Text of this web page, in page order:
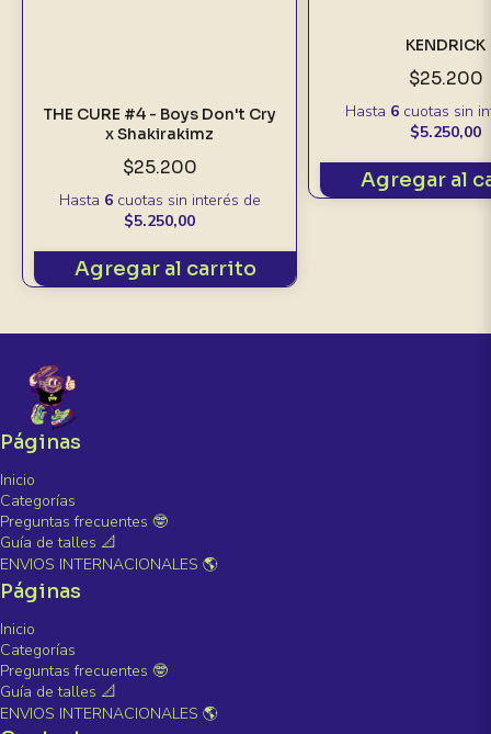
THE CURE #4 - Boys Don't Cry
x Shakirakimz
$25.200
Hasta 6cuotas sin interés de
$5.250,00
Agregar al carrito
KENDRICK
$25.200
Hasta 6cuotas sin
$5.250,00
Agregar al
Páginas
Inicio
Categorías
Preguntas frecuentes 🤓
Guía de talles 📐
ENVIOS INTERNACIONALES 🌎
Páginas
Inicio
Categorías
Preguntas frecuentes 🤓
Guía de talles 📐
ENVIOS INTERNACIONALES 🌎